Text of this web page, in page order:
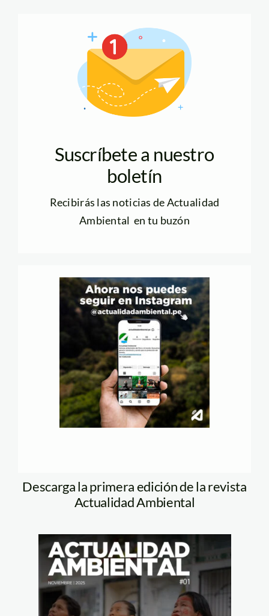
Suscríbete a nuestro
boletín
Recibirás las noticias de Actualidad
Ambiental en tu buzón
Descarga la primera edición de la revista
Actualidad Ambiental